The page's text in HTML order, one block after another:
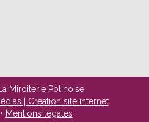
Miroiterie Polinoise
| Création site internet
Mentions légales